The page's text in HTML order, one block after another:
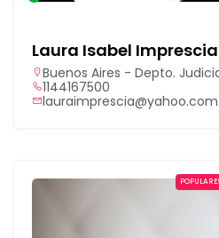
Laura Isabel Imprescia
Buenos Aires - Depto.
1144167500